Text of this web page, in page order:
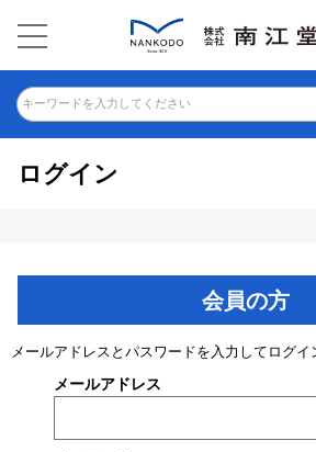
キーワードを入力してください
ログイン
会員の方
メールアドレスとパスワードを入力してログイ
メールアドレス